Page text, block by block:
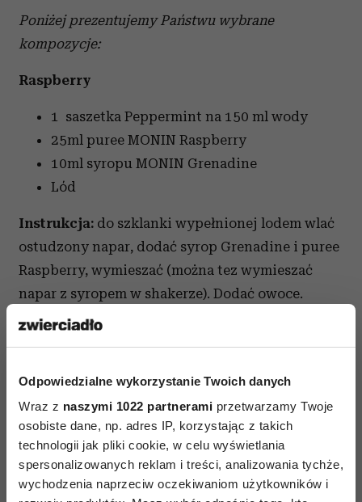
Odpowiedzialne wykorzystanie Twoich danych
Wraz z naszymi 1022 partnerami przetwarzamy Twoje
osobiste dane, np. adres IP, korzystając z takich
technologii jak pliki cookie, w celu wyświetlania
spersonalizowanych reklam i treści, analizowania tychże,
wychodzenia naprzeciw oczekiwaniom użytkowników i
Poniżej prezentujemy Państwu wybrane
kompozycje:
Raspberry
1 saszetka Peppermint na 150 ml wody
25ml puree MONIN Raspberry
10ml syropu MONIN Grenadine
Lód
Instrukcja: do szklanki wypełnionej lodem wlać
ostudzony napar, dodać syrop Grenadine i puree
Raspberry, wymieszać (można tez wymieszać
napar z syropem w shakerze). Dodać owoce.
Kiwi
25ml puree MONIN Kiwi
10ml puree/syrop MONIN Lychee
Lód
Instrukcja:do szklanki wypełnionej lodem wlać
ostudzoną herbatę, dodać syrop Lychee,